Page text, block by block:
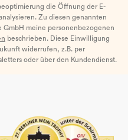
die Öffnung der E-
Zu diesen genannten
meine personenbezogenen
beschrieben. Diese Einwilligung
widerrufen, z.B. per
oder über den Kundendienst.